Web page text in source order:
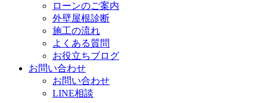
ローンのご案内
外壁屋根診断
施工の流れ
よくある質問
お役立ちブログ
お問い合わせ
お問い合わせ
LINE相談